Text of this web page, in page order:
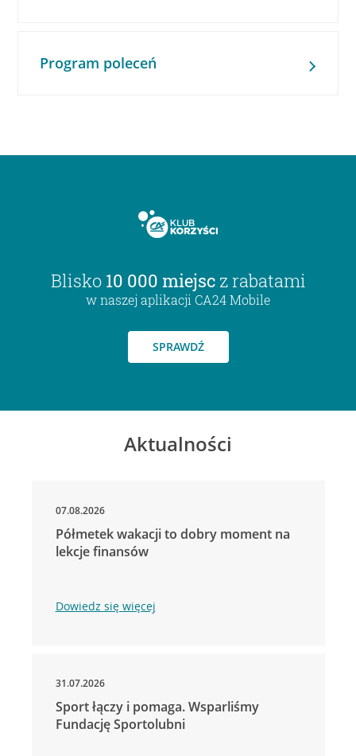
Program poleceń
Blisko 10 000 miejsc z rabatami
w naszej aplikacji CA24 Mobile
SPRAWDŹ
Aktualności
07.08.2026
Półmetek wakacji to dobry moment na
lekcje finansów
Dowiedz się więcej
31.07.2026
Sport łączy i pomaga. Wsparliśmy
Fundację Sportolubni